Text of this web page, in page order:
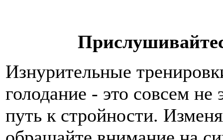
Изнурительные
голодание - это совсем
путь к стройности.